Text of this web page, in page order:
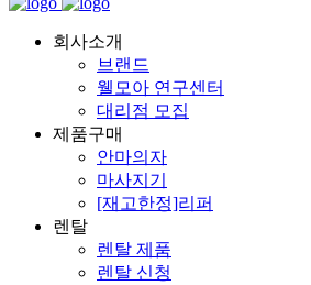
회사소개
브랜드
웰모아 연구센터
대리점 모집
제품구매
안마의자
마사지기
[재고한정]리퍼
렌탈
렌탈 제품
렌탈 신청